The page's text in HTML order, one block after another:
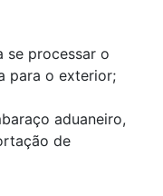
se processar o
para o exterior;
aduaneiro,
de